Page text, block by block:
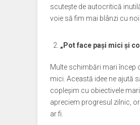
scutește de autocritică
voie să fim mai blânzi cu noi
„Pot face pași mici și
Multe schimbări mari încep
mici. Această idee ne ajută
copleșim cu obiectivele
apreciem progresul zilnic,
ar fi.